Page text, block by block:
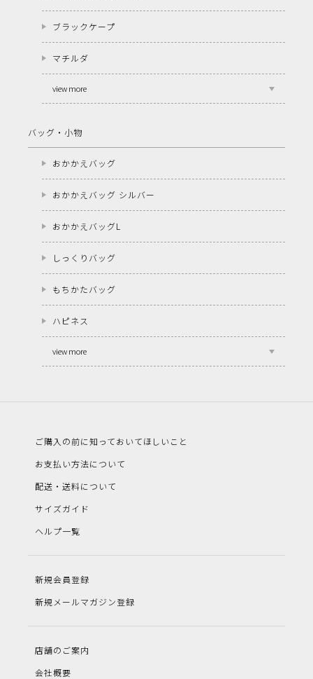
ブラックケープ
マチルダ
view more
バッグ・小物
おかかえバッグ
おかかえバッグ シルバー
おかかえバッグL
しっくりバッグ
もちかたバッグ
ハピネス
view more
ご購入の前に知っておいてほしいこと
お支払い方法について
配送・送料について
サイズガイド
ヘルプ一覧
新規会員登録
新規メールマガジン登録
店舗のご案内
会社概要